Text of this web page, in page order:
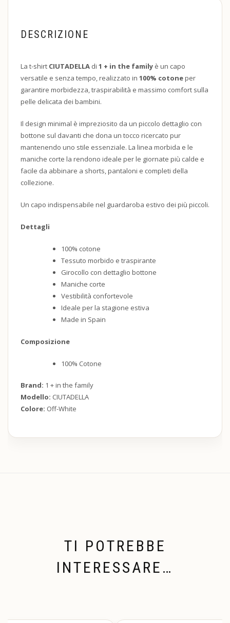
DESCRIZIONE
La t-shirt CIUTADELLA di 1 + in the family è un capo
versatile e senza tempo, realizzato in 100% cotoneper
garantire morbidezza, traspirabilità e massimo comfort sulla
pelle delicata dei bambini.
Il design minimal è impreziosito da un piccolo dettaglio con
bottone sul davanti che dona un tocco ricercato pur
mantenendo uno stile essenziale. La linea morbida e le
maniche corte la rendono ideale per le giornate più calde e
facile da abbinare a shorts, pantaloni e completi della
collezione.
Un capo indispensabile nel guardaroba estivo dei più piccoli.
Dettagli
100% cotone
Tessuto morbido e traspirante
Girocollo con dettaglio bottone
Maniche corte
Vestibilità confortevole
Ideale per la stagione estiva
Made in Spain
Composizione
100% Cotone
Brand: 1 + in the family
Modello: CIUTADELLA
Colore: Off-White
TI POTREBBE
INTERESSARE…